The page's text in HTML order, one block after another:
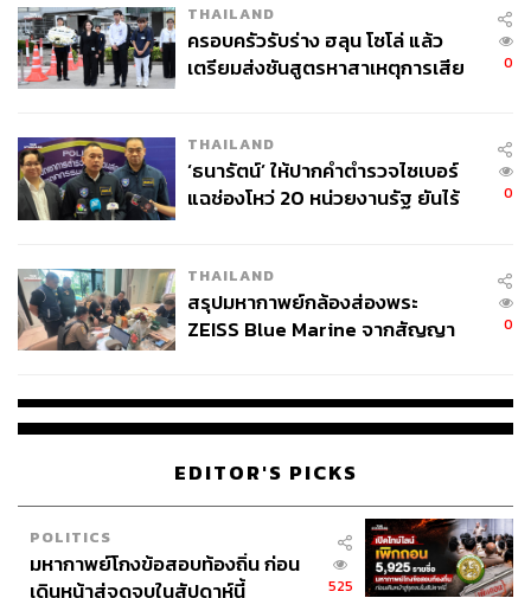
THAILAND
ครอบครัวรับร่าง ฮลุน โซโล่ แล้ว
เตรียมส่งชันสูตรหาสาเหตุการเสีย
0
THAILAND
‘ธนารัตน์’ ให้ปากคำตำรวจไซเบอร์
แฉช่องโหว่ 20 หน่วยงานรัฐ ยันไร้
0
THAILAND
สรุปมหากาพย์กล้องส่องพระ
ZEISS Blue Marine จากสัญญา
จ่ายหนี้-แอบระบุแบรนด์
0
EDITOR'S PICKS
POLITICS
มหากาพย์โกงข้อสอบท้องถิ่น ก่อน
เดินหน้าสู่จุดจบในสัปดาห์นี้
525